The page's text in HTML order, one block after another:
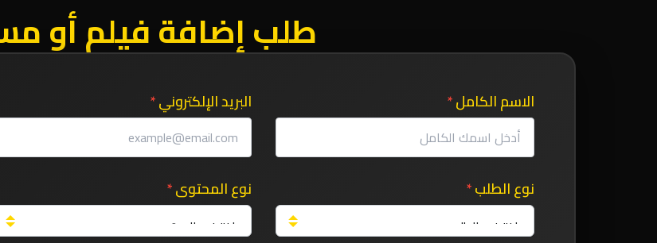
طلب إضافة فيلم أو
الاسم الكامل* البريد الإلكتروني*
نوع الطلب* نوع المحتوى*